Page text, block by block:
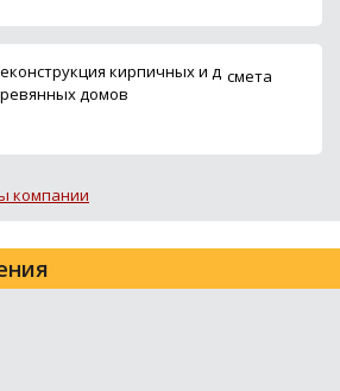
кирпичных и д
домов
смета
компании